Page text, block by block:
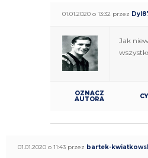
01.01.2020 o 13:32 przez
Jak
OZNACZ
AUTORA
01.01.2020 o 11:43 przez bartek-